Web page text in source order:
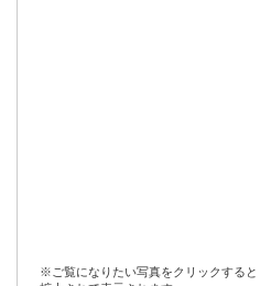
※ご覧になりたい写真をクリックすると